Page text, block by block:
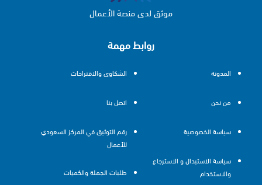
روابط مهمة
المدونة
من نحن
سياسة الخصوصية
سياسة الاستبدال و الاسترجاع
والاستخدام
الشكاوى والاقتراحات
اتصل بنا
رقم التوثيق في المركز السعودي
للأعمال
طلبات الجملة والكميات
موثق لدى منصة الأعمال